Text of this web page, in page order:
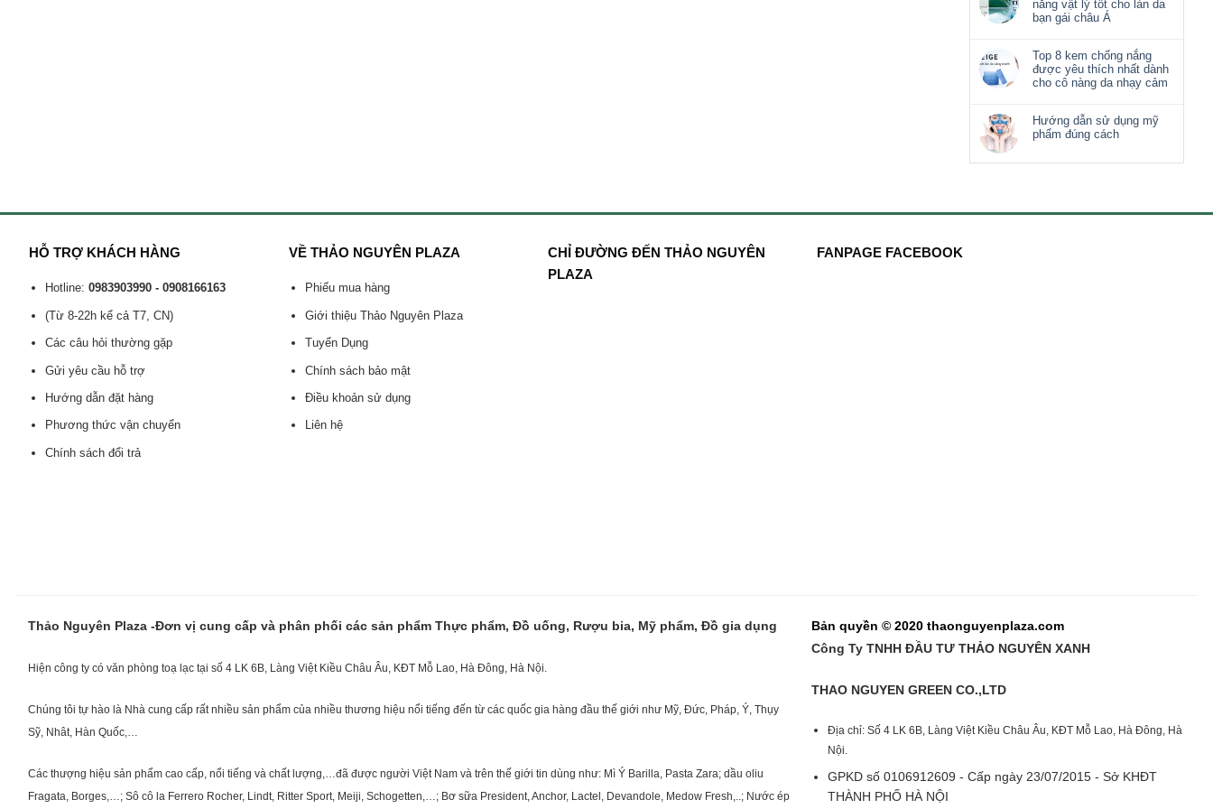
nắng vật lý tốt cho làn da
bạn gái châu Á
Top 8 kem chống nắng
được yêu thích nhất dành
cho cô nàng da nhạy cảm
Hướng dẫn sử dụng mỹ
phẩm đúng cách
HỖ TRỢ KHÁCH HÀNG
Hotline: 0983903990 - 0908166163
(Từ 8-22h kể cả T7, CN)
Các câu hỏi thường gặp
Gửi yêu cầu hỗ trợ
Hướng dẫn đặt hàng
Phương thức vận chuyển
Chính sách đổi trả
VỀ THẢO NGUYÊN PLAZA
Phiếu mua hàng
Giới thiệu Thảo Nguyên Plaza
Tuyển Dụng
Chính sách bảo mật
Điều khoản sử dụng
Liên hệ
CHỈ ĐƯỜNG ĐẾN THẢO NGUYÊN
PLAZA
FANPAGE FACEBOOK
Thảo Nguyên Plaza -Đơn vị cung cấp và phân phối các sản phẩm Thực phẩm, Đồ uống, Rượu bia, Mỹ phẩm, Đồ gia dụng
Hiện công ty có văn phòng toạ lạc tại số 4 LK 6B, Làng Việt Kiều Châu Âu, KĐT Mỗ Lao, Hà Đông, Hà Nội.
Chúng tôi tự hào là Nhà cung cấp rất nhiều sản phẩm của nhiều thương hiệu nổi tiếng đến từ các quốc gia hàng đầu thế giới như Mỹ, Đức, Pháp, Ý, Thụy
Sỹ, Nhât, Hàn Quốc,…
Các thượng hiệu sản phẩm cao cấp, nổi tiếng và chất lượng,…đã được người Việt Nam và trên thế giới tin dùng như: Mì Ý Barilla, Pasta Zara; dầu oliu
Fragata, Borges,…; Sô cô la Ferrero Rocher, Lindt, Ritter Sport, Meiji, Schogetten,…; Bơ sữa President, Anchor, Lactel, Devandole, Medow Fresh,..; Nước ép
Bản quyền © 2020 thaonguyenplaza.com
Công Ty TNHH ĐẦU TƯ THẢO NGUYÊN XANH
THAO NGUYEN GREEN CO.,LTD
Địa chỉ: Số 4 LK 6B, Làng Việt Kiều Châu Âu, KĐT Mỗ Lao, Hà Đông, Hà
Nội.
GPKD số 0106912609 - Cấp ngày 23/07/2015 - Sở KHĐT
THÀNH PHỐ HÀ NỘI